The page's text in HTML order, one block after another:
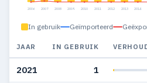
2006 2007 2008 2009 2010 2011 2012 2013 2014
In gebruik Geïmporteerd
JAAR IN GEBRUIK
2021 1